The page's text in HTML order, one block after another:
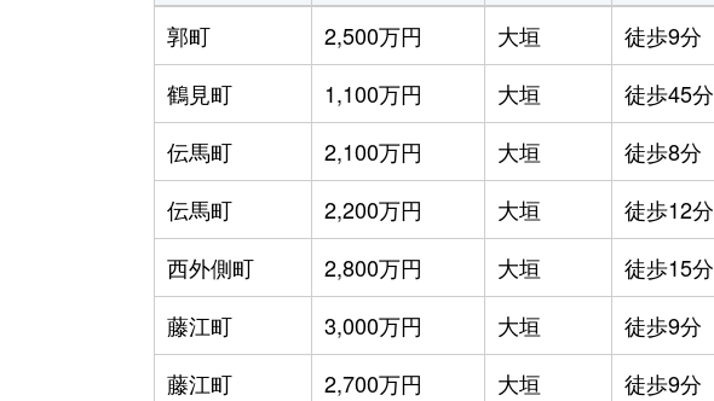
郭町
2,500万円 大垣 徒歩9分
鶴見町
1,100万円 大垣 徒歩45分
伝馬町
2,100万円 大垣 徒歩8分
伝馬町
2,200万円 大垣 徒歩12分
西外側町
2,800万円 大垣 徒歩15分
藤江町
3,000万円 大垣 徒歩9分
藤江町
2,700万円 大垣 徒歩9分